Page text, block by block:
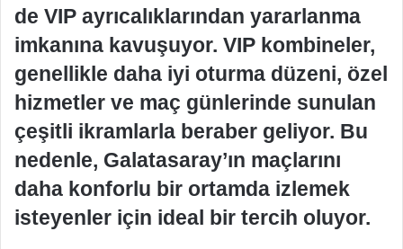
de VIP ayrıcalıklarından yararlanma
imkanına kavuşuyor. VIP kombineler,
genellikle daha iyi oturma düzeni, özel
hizmetler ve maç günlerinde sunulan
çeşitli ikramlarla beraber geliyor. Bu
nedenle, Galatasaray’ın maçlarını
daha konforlu bir ortamda izlemek
isteyenler için ideal bir tercih oluyor.